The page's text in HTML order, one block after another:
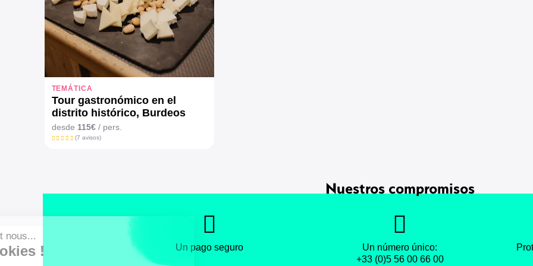
TEMÁTICA
Tour gastronómico en el
distrito histórico, Burdeos
desde 115€/ pers.
(7 avisos)
Nuestros compromisos
Un pago seguro
Un número único:
+33 (0)5 56 00 66 00